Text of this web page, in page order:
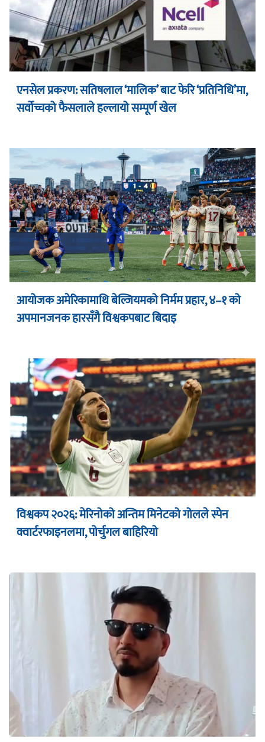
एनसेल प्रकरण: सतिषलाल ‘मालिक’ बाट फेरि ‘प्रतिनिधि’मा,
सर्वोच्चको फैसलाले हल्लायो सम्पूर्ण खेल
आयोजक अमेरिकामाथि बेल्जियमको निर्मम प्रहार, ४–१ को
अपमानजनक हारसँगै विश्वकपबाट बिदाइ
विश्वकप २०२६: मेरिनोको अन्तिम मिनेटको गोलले स्पेन
क्वार्टरफाइनलमा, पोर्चुगल बाहिरियो